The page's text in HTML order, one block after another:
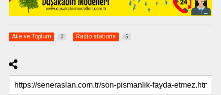
Aile ve Toplum 3 Radio stations 5